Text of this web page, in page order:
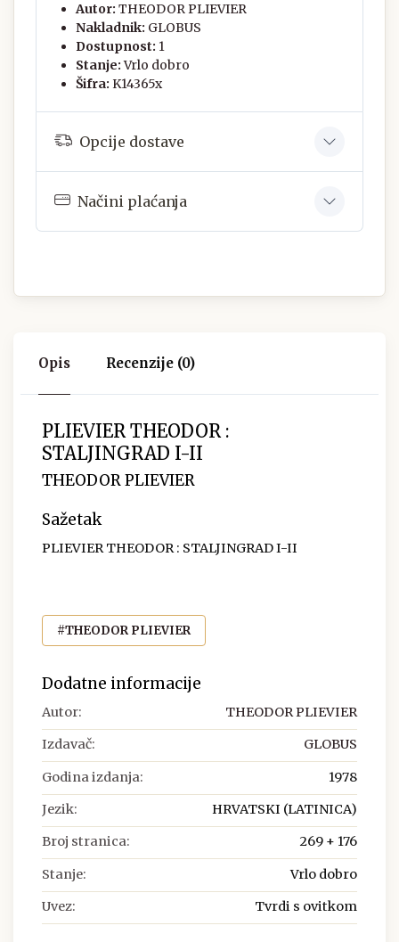
Autor: THEODOR PLIEVIER
Nakladnik: GLOBUS
Dostupnost: 1
Stanje:Vrlo dobro
Šifra: K14365x
Opcije dostave
Načini plaćanja
Opis Recenzije (0)
PLIEVIER THEODOR :
STALJINGRAD I-II
THEODOR PLIEVIER
Sažetak
PLIEVIER THEODOR : STALJINGRAD I-II
#THEODOR PLIEVIER
Dodatne informacije
Autor: THEODOR PLIEVIER
Izdavač: GLOBUS
Godina izdanja: 1978
Jezik: HRVATSKI (LATINICA)
Broj stranica: 269 + 176
Stanje: Vrlo dobro
Uvez: Tvrdi s ovitkom